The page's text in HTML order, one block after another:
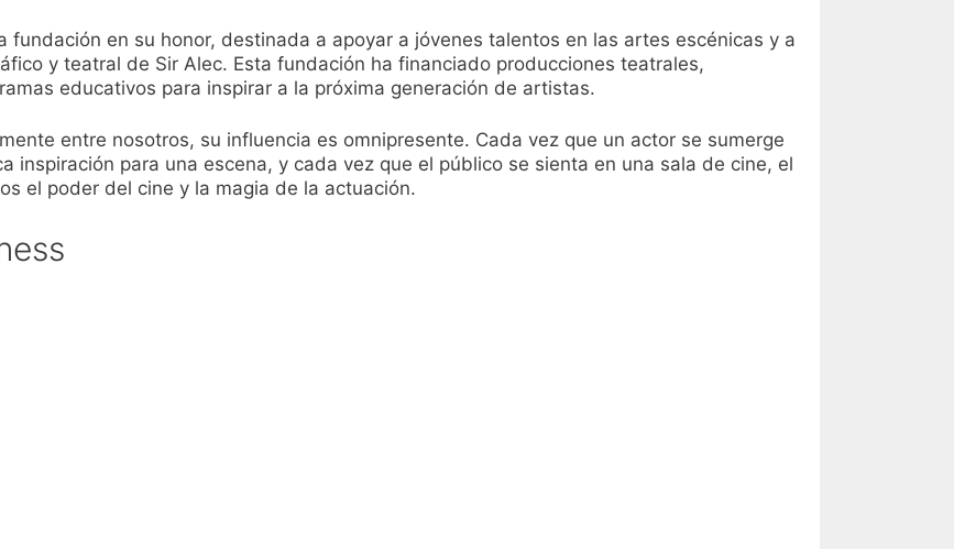
fundación en su honor, destinada a apoyar a jóvenes talentos en las artes escénicas y a
y teatral de Sir Alec. Esta fundación ha financiado producciones teatrales,
educativos para inspirar a la próxima generación de artistas.
entre nosotros, su influencia es omnipresente. Cada vez que un actor se sumerge
inspiración para una escena, y cada vez que el público se sienta en una sala de cine, el
el poder del cine y la magia de la actuación.